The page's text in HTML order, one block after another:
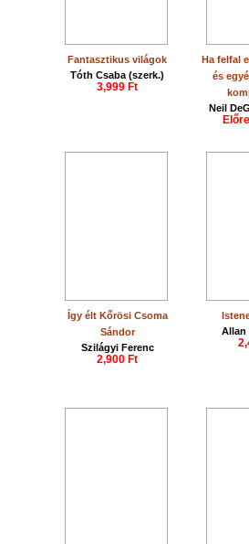
Fantasztikus világok
Tóth Csaba (szerk.)
3,999 Ft
Ha felfal
és
Neil
Így élt Kőrösi Csoma
Sándor
Szilágyi Ferenc
2,900 Ft
Allan